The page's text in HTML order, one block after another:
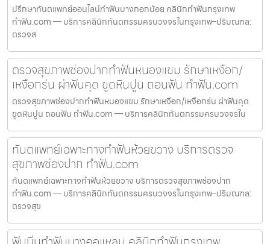
ปรึกษาทันตแพทย์ออนไลน์ทำฟันบางกอกน้อย คลินิกทำฟันกรุงเทพ
ทำฟัน.com — บริการคลินิกทันตกรรมครบวงจรในกรุงเทพ–ปริมณฑล:
ตรวจส
ตรวจสุขภาพช่องปากทำฟันหนองแขม รักษาเหงือก/
เหงือกร่น ผ่าฟันคุด ขูดหินปูน ถอนฟัน ทำฟัน.com
ตรวจสุขภาพช่องปากทำฟันหนองแขม รักษาเหงือก/เหงือกร่น ผ่าฟันคุด
ขูดหินปูน ถอนฟัน ทำฟัน.com — บริการคลินิกทันตกรรมครบวงจรใน
ทันตแพทย์เฉพาะทางทำฟันห้วยขวาง บริการตรวจ
สุขภาพช่องปาก ทำฟัน.com
ทันตแพทย์เฉพาะทางทำฟันห้วยขวาง บริการตรวจสุขภาพช่องปาก
ทำฟัน.com — บริการคลินิกทันตกรรมครบวงจรในกรุงเทพ–ปริมณฑล:
ตรวจสุข